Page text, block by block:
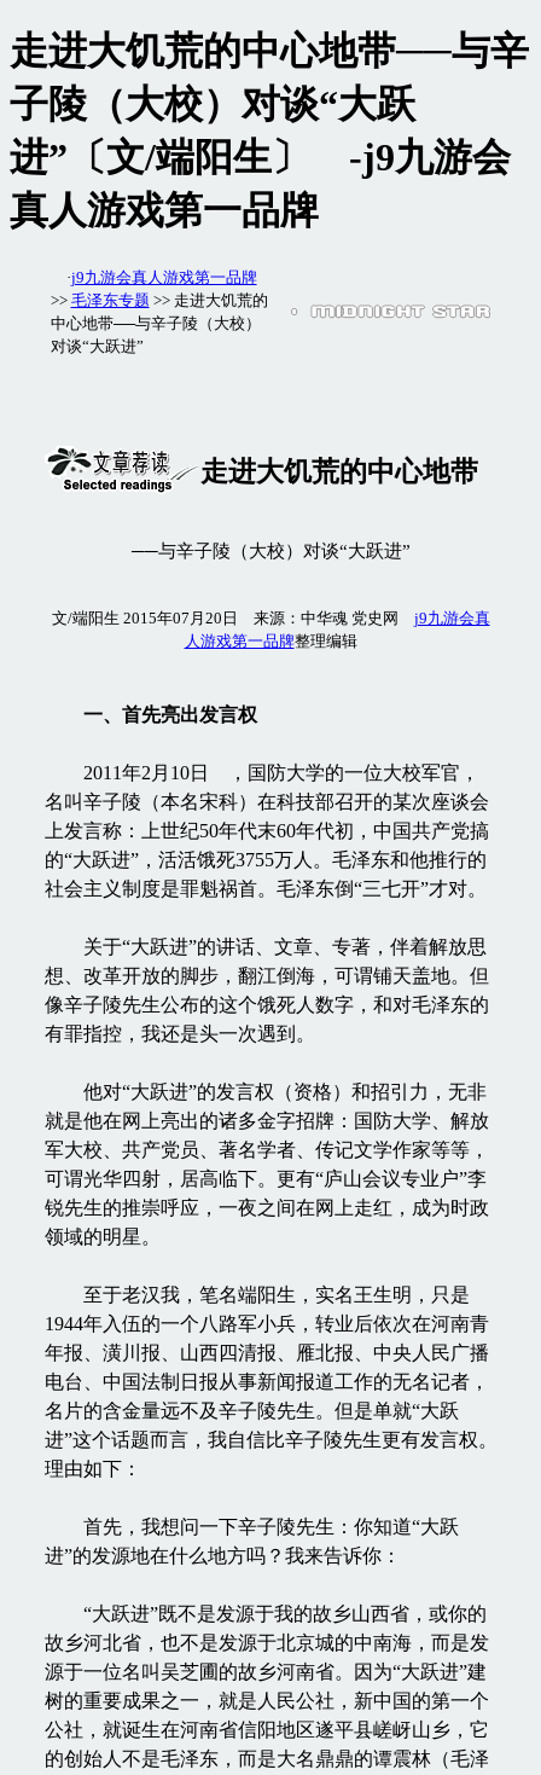
走进大饥荒的中心地带──与辛
子陵（大校）对谈“大跃
进”〔文/端阳生〕 -j9九游会
真人游戏第一品牌
·j9九游会真人游戏第一品牌
>> 毛泽东专题 >> 走进大饥荒的
中心地带──与辛子陵（大校）
对谈“大跃进”
走进大饥荒的中心地带
──与辛子陵（大校）对谈“大跃进”
文/端阳生 2015年07月20日 来源：中华魂 党史网 j9九游会真
人游戏第一品牌整理编辑
一、首先亮出发言权
2011年2月10日 ，国防大学的一位大校军官，
名叫辛子陵（本名宋科）在科技部召开的某次座谈会
上发言称：上世纪50年代末60年代初，中国共产党搞
的“大跃进”，活活饿死3755万人。毛泽东和他推行的
社会主义制度是罪魁祸首。毛泽东倒“三七开”才对。
关于“大跃进”的讲话、文章、专著，伴着解放思
想、改革开放的脚步，翻江倒海，可谓铺天盖地。但
像辛子陵先生公布的这个饿死人数字，和对毛泽东的
有罪指控，我还是头一次遇到。
他对“大跃进”的发言权（资格）和招引力，无非
就是他在网上亮出的诸多金字招牌：国防大学、解放
军大校、共产党员、著名学者、传记文学作家等等，
可谓光华四射，居高临下。更有“庐山会议专业户”李
锐先生的推崇呼应，一夜之间在网上走红，成为时政
领域的明星。
至于老汉我，笔名端阳生，实名王生明，只是
1944年入伍的一个八路军小兵，转业后依次在河南青
年报、潢川报、山西四清报、雁北报、中央人民广播
电台、中国法制日报从事新闻报道工作的无名记者，
名片的含金量远不及辛子陵先生。但是单就“大跃
进”这个话题而言，我自信比辛子陵先生更有发言权。
理由如下：
首先，我想问一下辛子陵先生：你知道“大跃
进”的发源地在什么地方吗？我来告诉你：
“大跃进”既不是发源于我的故乡山西省，或你的
故乡河北省，也不是发源于北京城的中南海，而是发
源于一位名叫吴芝圃的故乡河南省。因为“大跃进”建
树的重要成果之一，就是人民公社，新中国的第一个
公社，就诞生在河南省信阳地区遂平县嵯岈山乡，它
的创始人不是毛泽东，而是大名鼎鼎的谭震林（毛泽